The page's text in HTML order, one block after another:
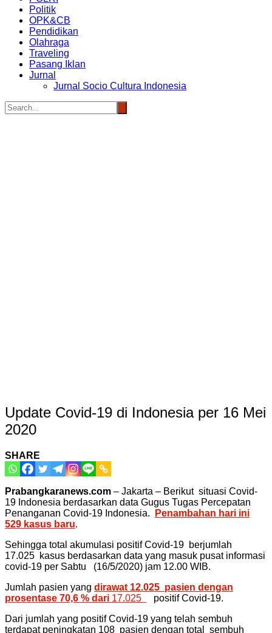
Politik
OPK&CB
Pendidikan
Olahraga
Traveling
Pasang Iklan
Jurnal
Jurnal Socio Cultura Indonesia
Update Covid-19 di Indonesia per 16 Mei
2020
SHARE
Prabangkaranews.com – Jakarta – Berikut situasi Covid-
19 Indonesia berdasarkan data Gugus Tugas Percepatan
Penanganan Covid-19 Indonesia.
Penambahan hari ini
529 kasus baru.
Sehingga total akumulasi positif Covid-19 berjumlah
17.025 kasus berdasarkan data yang masuk pusat informasi
covid-19 per Sabtu (16/5/2020) jam 12.00 WIB.
Jumlah pasien yang dirawat 12.025 pasien dengan
prosentase 70,6 % dari 17.025
positif Covid-19.
Dari jumlah yang positif Covid-19 yang telah sembuh
terdapat peningkatan 108 pasien dengan total sembuh